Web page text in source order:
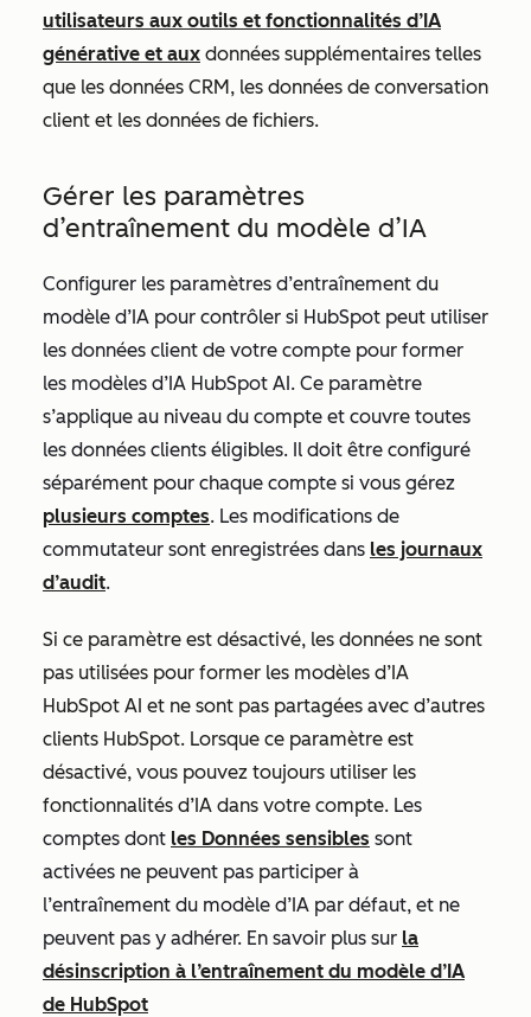
utilisateurs aux outils et fonctionnalités d’IA
générative et aux données supplémentaires telles
que les données CRM, les données de conversation
client et les données de fichiers.
Gérer les paramètres
d’entraînement du modèle d’IA
Configurer les paramètres d’entraînement du
modèle d’IA pour contrôler si HubSpot peut utiliser
les données client de votre compte pour former
les modèles d’IA HubSpot AI. Ce paramètre
s’applique au niveau du compte et couvre toutes
les données clients éligibles. Il doit être configuré
séparément pour chaque compte si vous gérez
plusieurs comptes. Les modifications de
commutateur sont enregistrées dans les journaux
d’audit.
Si ce paramètre est désactivé, les données ne sont
pas utilisées pour former les modèles d’IA
HubSpot AI et ne sont pas partagées avec d’autres
clients HubSpot. Lorsque ce paramètre est
désactivé, vous pouvez toujours utiliser les
fonctionnalités d’IA dans votre compte. Les
comptes dont les Données sensibles sont
activées ne peuvent pas participer à
l’entraînement du modèle d’IA par défaut, et ne
peuvent pas y adhérer. En savoir plus sur la
désinscription à l’entraînement du modèle d’IA
de HubSpot